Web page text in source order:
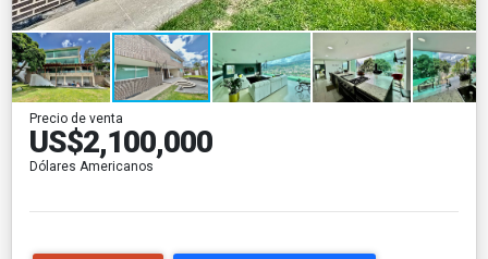
Precio de venta
US$2,100,000
Dólares Americanos